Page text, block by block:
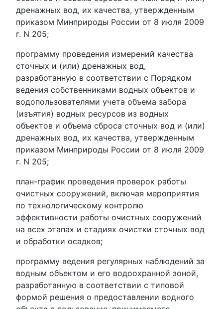
дренажных вод, их качества, утвержденным
приказом Минприроды России от 8 июля 2009
г. N 205;
программу проведения измерений качества
сточных и (или) дренажных вод,
разработанную в соответствии с Порядком
ведения собственниками водных объектов и
водопользователями учета объема забора
(изъятия) водных ресурсов из водных
объектов и объема сброса сточных вод и (или)
дренажных вод, их качества, утвержденным
приказом Минприроды России от 8 июля 2009
г. N 205;
план-график проведения проверок работы
очистных сооружений, включая мероприятия
по технологическому контролю
эффективности работы очистных сооружений
на всех этапах и стадиях очистки сточных вод
и обработки осадков;
программу ведения регулярных наблюдений за
водным объектом и его водоохранной зоной,
разработанную в соответствии с типовой
формой решения о предоставлении водного